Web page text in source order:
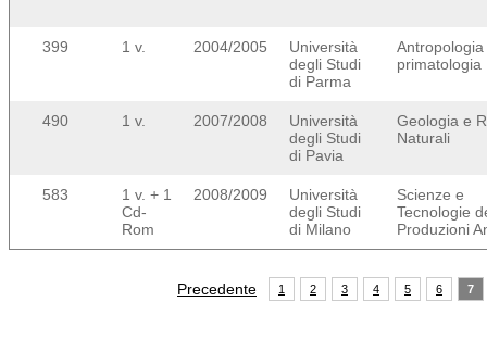
399 1 v. 2004/2005
Università
degli Studi
di Parma
Antropologia
primatologia
490 1 v. 2007/2008
Università
degli Studi
di Pavia
Geologia e
Naturali
583
1 v. + 1
Cd-
Rom
2008/2009
Università
degli Studi
di Milano
Scienze e
Tecnologie
Produzioni
Precedente 1 2 3 4 5 6 7